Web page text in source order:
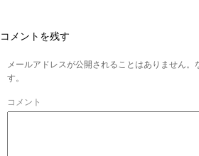
コメントを残す
メールアドレスが公開されることはありません
す。
コメント